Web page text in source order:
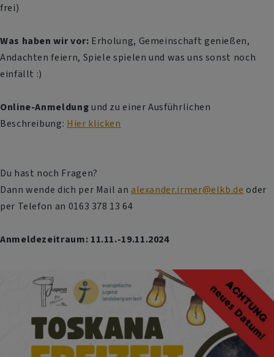
frei)
Was haben wir vor: Erholung, Gemeinschaft genießen,
Andachten feiern, Spiele spielen und was uns sonst noch
einfällt :)
Online-Anmeldungund zu einer Ausführlichen
Beschreibung: Hier klicken
Du hast noch Fragen?
Dann wende dich per Mail an alexander.irmer@elkb.de oder
per Telefon an 0163 378 13 64
Anmeldezeitraum: 11.11.-19.11.2024